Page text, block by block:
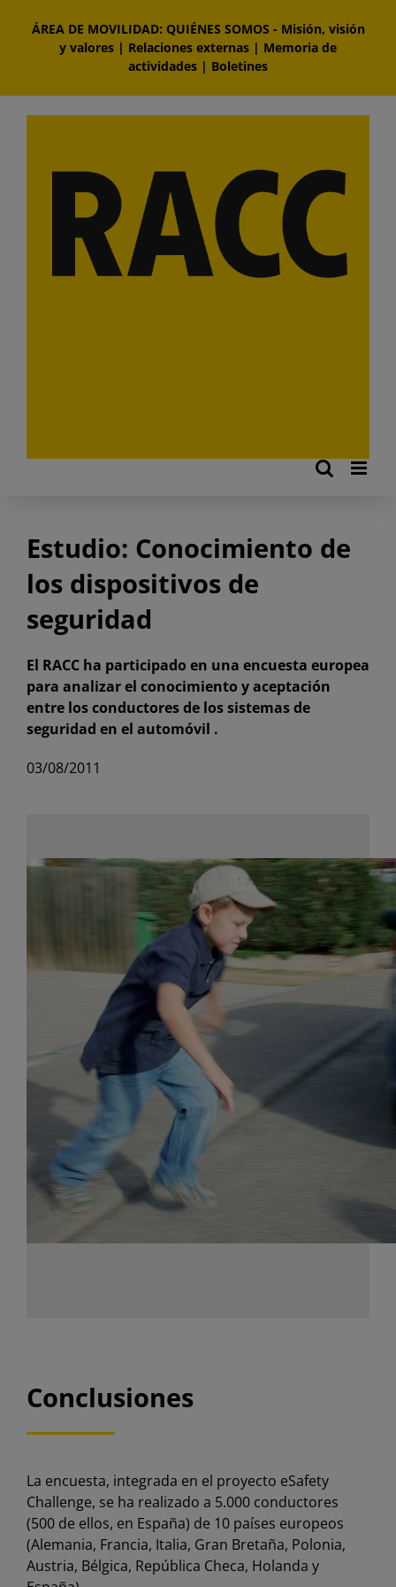
contenido
ÁREA DE MOVILIDAD: QUIÉNES SOMOS - Misión, visión
y valores | Relaciones externas | Memoria de
actividades | Boletines
Estudio: Conocimiento de
los dispositivos de
seguridad
El RACC ha participado en una encuesta europea
para analizar el conocimiento y aceptación
entre los conductores de los sistemas de
seguridad en el automóvil .
03/08/2011
Conclusiones
La encuesta, integrada en el proyecto eSafety
Challenge, se ha realizado a 5.000 conductores
(500 de ellos, en España) de 10 países europeos
(Alemania, Francia, Italia, Gran Bretaña, Polonia,
Austria, Bélgica, República Checa, Holanda y